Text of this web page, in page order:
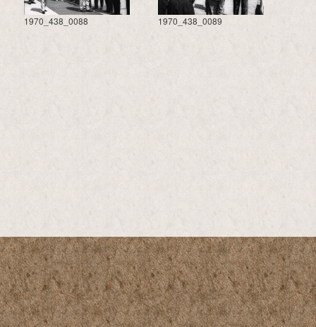
1970_438_0088 1970_438_0089